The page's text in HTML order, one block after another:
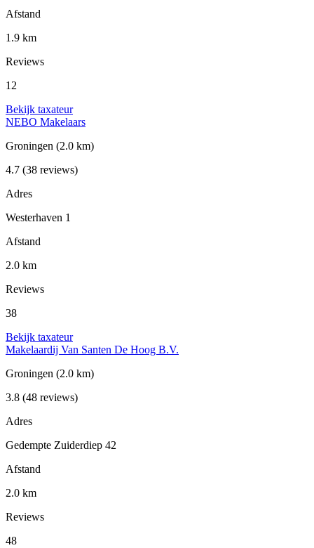
Afstand
1.9 km
Reviews
12
Bekijk taxateur
NEBO Makelaars
Groningen (2.0 km)
4.7 (38 reviews)
Adres
Westerhaven 1
Afstand
2.0 km
Reviews
38
Bekijk taxateur
Makelaardij Van Santen De Hoog B.V.
Groningen (2.0 km)
3.8 (48 reviews)
Adres
Gedempte Zuiderdiep 42
Afstand
2.0 km
Reviews
48